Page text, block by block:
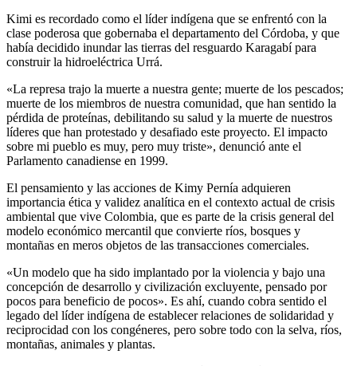
Kimi es recordado como el líder indígena que se enfrentó con la
clase poderosa que gobernaba el departamento del Córdoba, y que
había decidido inundar las tierras del resguardo Karagabí para
construir la hidroeléctrica Urrá.
«La represa trajo la muerte a nuestra gente; muerte de los pescados;
muerte de los miembros de nuestra comunidad, que han sentido la
pérdida de proteínas, debilitando su salud y la muerte de nuestros
líderes que han protestado y desafiado este proyecto. El impacto
sobre mi pueblo es muy, pero muy triste», denunció ante el
Parlamento canadiense en 1999.
El pensamiento y las acciones de Kimy Pernía adquieren
importancia ética y validez analítica en el contexto actual de crisis
ambiental que vive Colombia, que es parte de la crisis general del
modelo económico mercantil que convierte ríos, bosques y
montañas en meros objetos de las transacciones comerciales.
«Un modelo que ha sido implantado por la violencia y bajo una
concepción de desarrollo y civilización excluyente, pensado por
pocos para beneficio de pocos». Es ahí, cuando cobra sentido el
legado del líder indígena de establecer relaciones de solidaridad y
reciprocidad con los congéneres, pero sobre todo con la selva, ríos,
montañas, animales y plantas.